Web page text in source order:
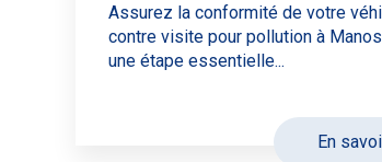
Assurez la conformité de votre
contre visite pour pollution à
une étape essentielle...
En